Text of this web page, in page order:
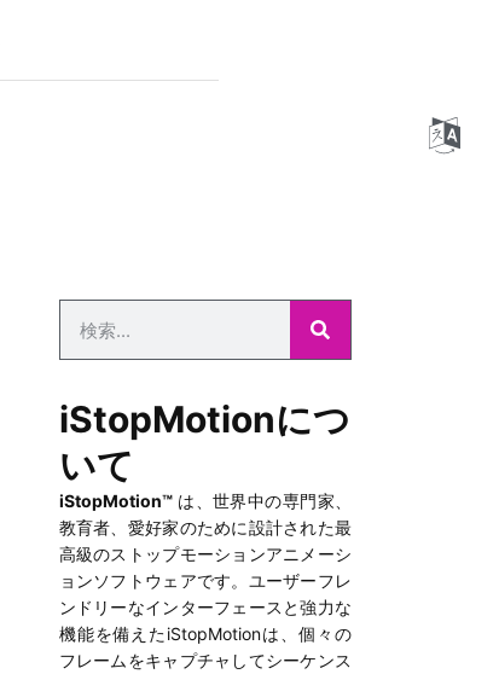
iStopMotionにつ
いて
iStopMotion™は、世界中の専門家、
教育者、愛好家のために設計された最
高級のストップモーションアニメーシ
ョンソフトウェアです。ユーザーフレ
ンドリーなインターフェースと強力な
機能を備えたiStopMotionは、個々の
フレームをキャプチャしてシーケンス